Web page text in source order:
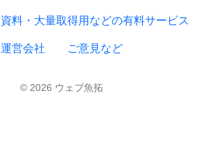
資料・大量取得用などの有料サービス
運営会社 ご意見など
© 2026 ウェブ魚拓